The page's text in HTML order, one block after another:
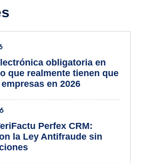
obligatoria en
que realmente tienen que
en 2026
Perfex CRM:
la Ley Antifraude sin